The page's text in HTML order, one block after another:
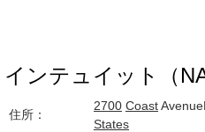
インテュイット（
住所：
2700 Coast
States